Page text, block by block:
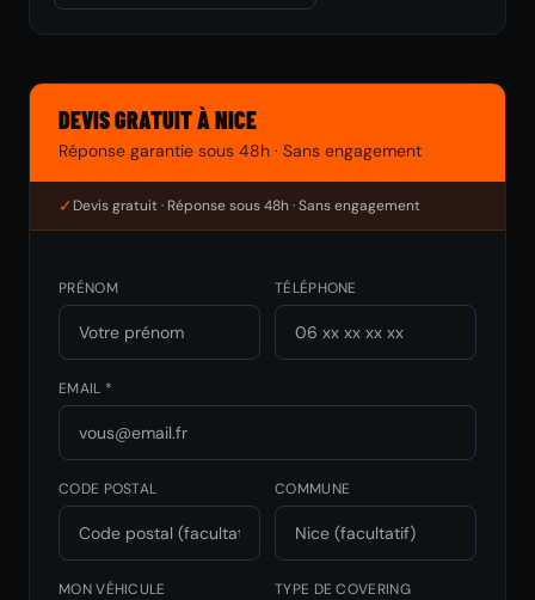
DEVIS GRATUIT À NICE
Réponse garantie sous 48h · Sans engagement
✓Devis gratuit · Réponse sous 48h · Sans engagement
PRÉNOM TÉLÉPHONE
EMAIL *
CODE POSTAL COMMUNE
MON VÉHICULE TYPE DE COVERING